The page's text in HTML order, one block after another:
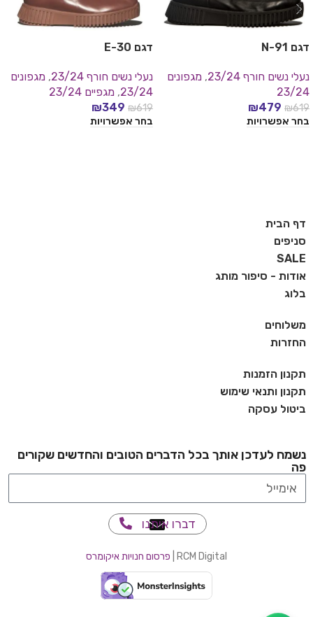
דגם N-91
נעלי נשים חורף 23/24 , מגפונים
23/24
₪619
₪479
בחר אפשרויות
דגם E-30
נעלי נשים חורף 23/24 , מגפונים
23/24
, מגפיים 23/24
₪619
₪349
בחר אפשרויות
דף הבית
סניפים
SALE
אודות - סיפור מותג
בלוג
משלוחים
החזרות
תקנון הזמנות
תקנון ותנאי שימוש
ביטול עסקה
נשמח לעדכן אותך בכל הדברים הטובים והחדשים שקורים
פה
דברו איתנו
RCM Digital | פרסום חנויות איקומרס